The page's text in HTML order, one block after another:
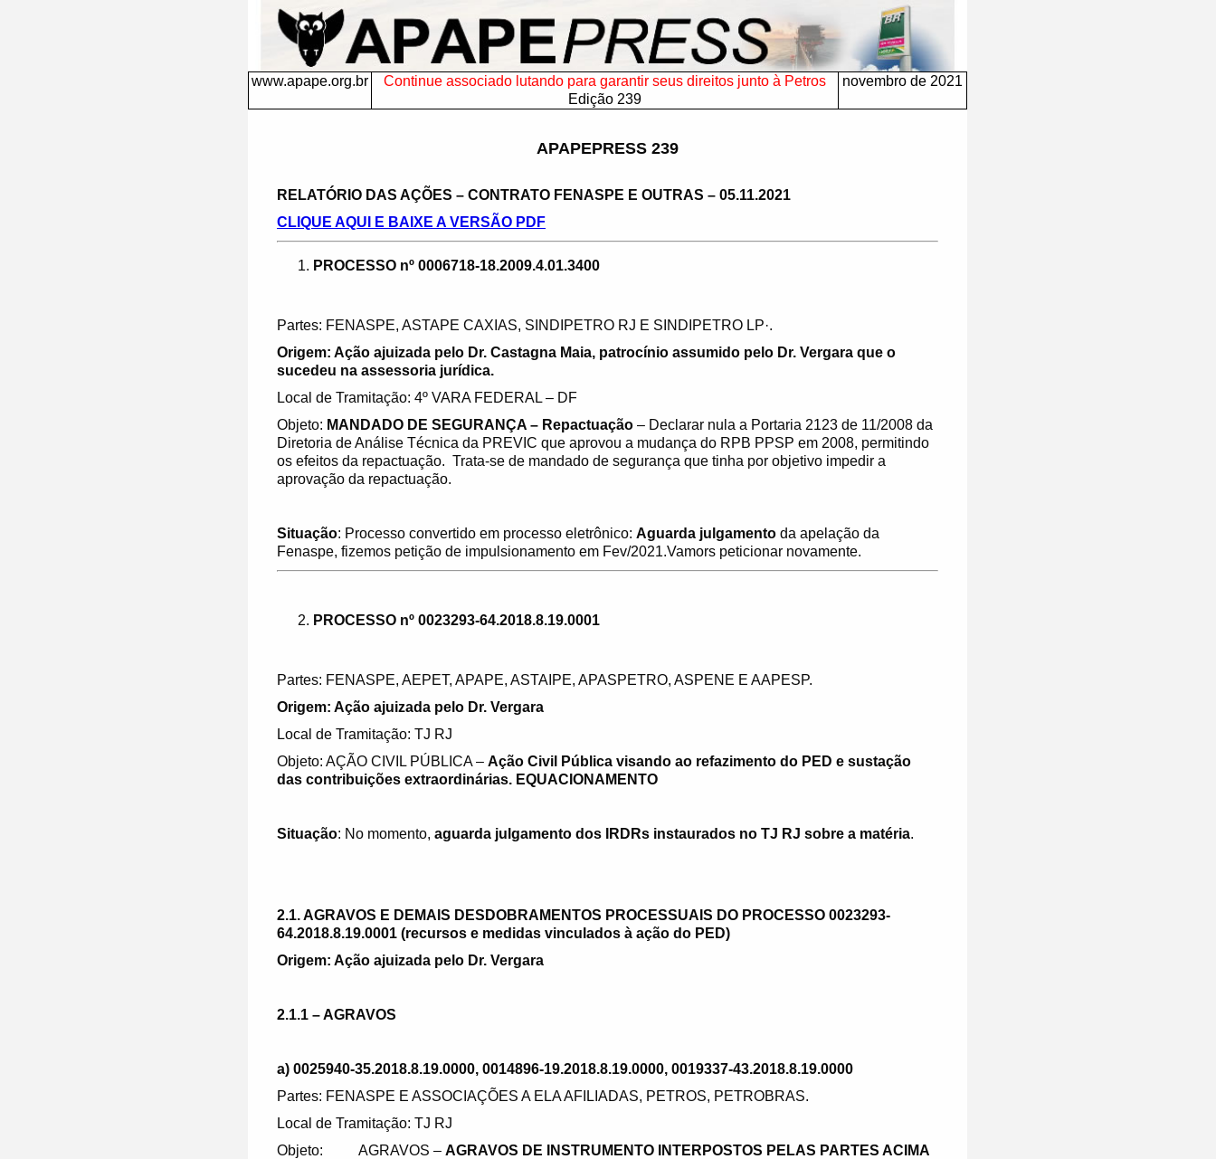
www.apape.org.br
Continue associado lutando para garantir seus direitos junto à Petros
Edição 239
novembro de 2021
APAPEPRESS 239
RELATÓRIO DAS AÇÕES – CONTRATO FENASPE E OUTRAS – 05.11.2021
CLIQUE AQUI E BAIXE A VERSÃO PDF
PROCESSO nº 0006718-18.2009.4.01.3400
Partes: FENASPE, ASTAPE CAXIAS, SINDIPETRO RJ E SINDIPETRO LP·.
Origem: Ação ajuizada pelo Dr. Castagna Maia, patrocínio assumido pelo Dr. Vergara que o
sucedeu na assessoria jurídica.
Local de Tramitação: 4º VARA FEDERAL – DF
Objeto: MANDADO DE SEGURANÇA – Repactuação – Declarar nula a Portaria 2123 de 11/2008 da
Diretoria de Análise Técnica da PREVIC que aprovou a mudança do RPB PPSP em 2008, permitindo
os efeitos da repactuação. Trata-se de mandado de segurança que tinha por objetivo impedir a
aprovação da repactuação.
Situação: Processo convertido em processo eletrônico: Aguarda julgamento da apelação da
Fenaspe, fizemos petição de impulsionamento em Fev/2021.Vamors peticionar novamente.
PROCESSO nº 0023293-64.2018.8.19.0001
Partes: FENASPE, AEPET, APAPE, ASTAIPE, APASPETRO, ASPENE E AAPESP.
Origem: Ação ajuizada pelo Dr. Vergara
Local de Tramitação: TJ RJ
Objeto: AÇÃO CIVIL PÚBLICA – Ação Civil Pública visando ao refazimento do PED e sustação
das contribuições extraordinárias. EQUACIONAMENTO
Situação: No momento, aguarda julgamento dos IRDRs instaurados no TJ RJ sobre a matéria.
2.1. AGRAVOS E DEMAIS DESDOBRAMENTOS PROCESSUAIS DO PROCESSO 0023293-
64.2018.8.19.0001 (recursos e medidas vinculados à ação do PED)
Origem: Ação ajuizada pelo Dr. Vergara
2.1.1 – AGRAVOS
a) 0025940-35.2018.8.19.0000, 0014896-19.2018.8.19.0000, 0019337-43.2018.8.19.0000
Partes: FENASPE E ASSOCIAÇÕES A ELA AFILIADAS, PETROS, PETROBRAS.
Local de Tramitação: TJ RJ
Objeto: AGRAVOS – AGRAVOS DE INSTRUMENTO INTERPOSTOS PELAS PARTES ACIMA